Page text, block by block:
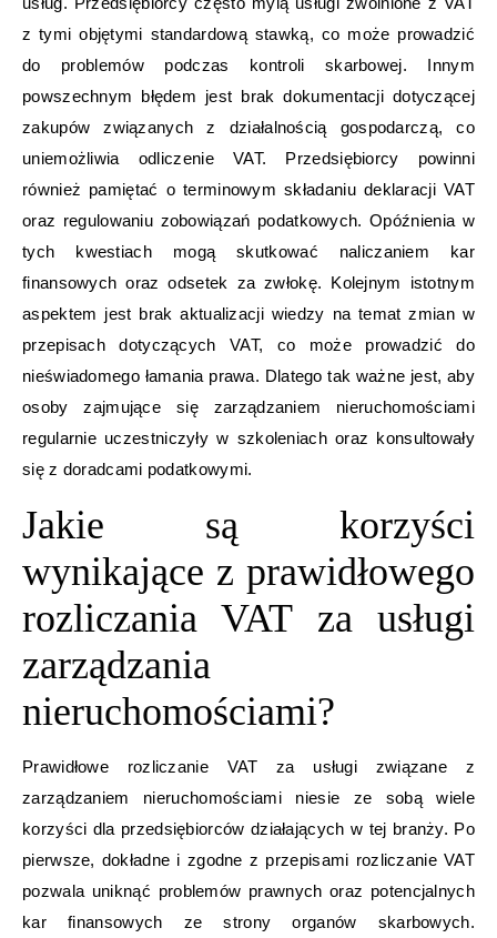
z tymi objętymi standardową stawką, co może prowadzić
do problemów podczas kontroli skarbowej. Innym
powszechnym błędem jest brak dokumentacji dotyczącej
zakupów związanych z działalnością gospodarczą, co
uniemożliwia odliczenie VAT. Przedsiębiorcy powinni
również pamiętać o terminowym składaniu deklaracji VAT
oraz regulowaniu zobowiązań podatkowych. Opóźnienia w
tych kwestiach mogą skutkować naliczaniem kar
finansowych oraz odsetek za zwłokę. Kolejnym istotnym
aspektem jest brak aktualizacji wiedzy na temat zmian w
przepisach dotyczących VAT, co może prowadzić do
nieświadomego łamania prawa. Dlatego tak ważne jest, aby
osoby zajmujące się zarządzaniem nieruchomościami
regularnie uczestniczyły w szkoleniach oraz konsultowały
się z doradcami podatkowymi.
Jakie są korzyści
wynikające z prawidłowego
rozliczania VAT za usługi
zarządzania
nieruchomościami?
Prawidłowe rozliczanie VAT za usługi związane z
zarządzaniem nieruchomościami niesie ze sobą wiele
korzyści dla przedsiębiorców działających w tej branży. Po
pierwsze, dokładne i zgodne z przepisami rozliczanie VAT
pozwala uniknąć problemów prawnych oraz potencjalnych
kar finansowych ze strony organów skarbowych.